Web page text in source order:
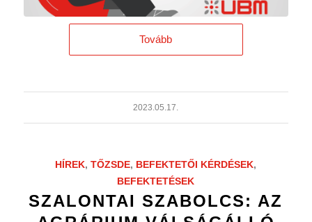
Tovább
2023.05.17.
HÍREK,TŐZSDE, BEFEKTETŐI KÉRDÉSEK,
BEFEKTETÉSEK
SZALONTAI SZABOLCS: AZ